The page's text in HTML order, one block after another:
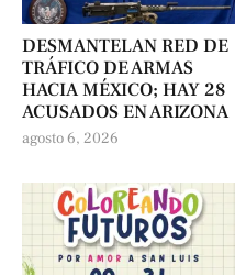
DESMANTELAN RED DE
TRÁFICO DE ARMAS
HACIA MÉXICO; HAY 28
ACUSADOS EN ARIZONA
agosto 6, 2026